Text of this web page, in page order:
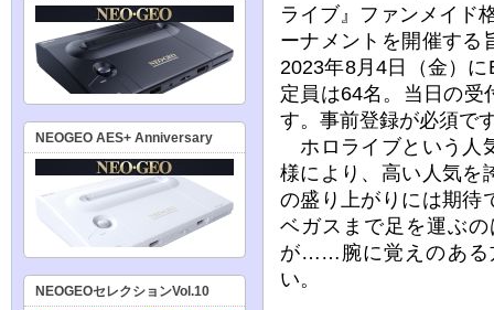
ライブ』ファンメイド
ーナメントを開催する
2023年8月4日（金）
定員は64名。当日の受
す。事前登録が必須で
ホロライブという人
様により、高い人気を
の盛り上がりには期待
ベガスまで足を運ぶ
が……腕に覚えのある
い。
NEOGEO AES+ Anniversary
NEOGEOセレクションVol.10